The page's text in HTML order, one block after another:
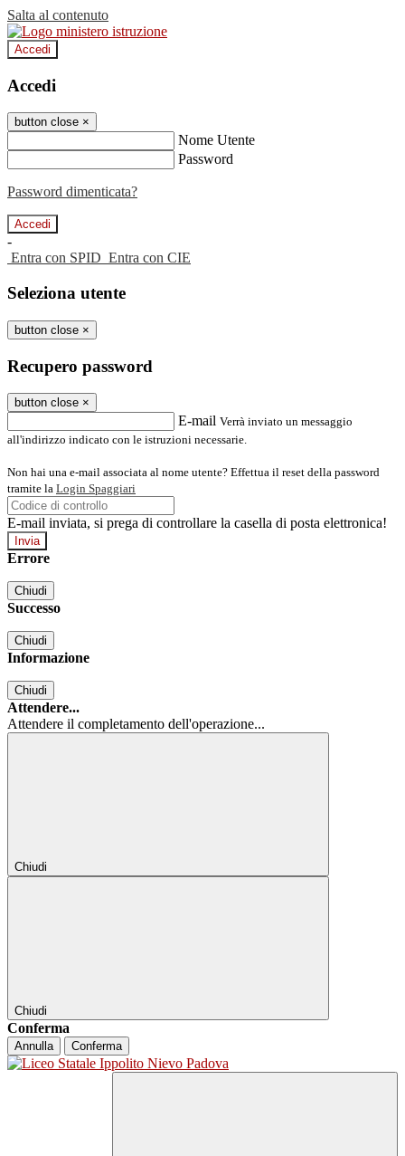
Salta al contenuto
Accedi
Accedi
button close ×
Nome Utente
Password
Password dimenticata?
-
Entra con SPID Entra con CIE
Seleziona utente
button close ×
Recupero password
button close ×
E-mail Verrà inviato un messaggio
all'indirizzo indicato con le istruzioni necessarie.
Non hai una e-mail associata al nome utente? Effettua il reset della password
tramite la Login Spaggiari
E-mail inviata, si prega di controllare la casella di posta elettronica!
Errore
Chiudi
Successo
Chiudi
Informazione
Chiudi
Attendere...
Attendere il completamento dell'operazione...
Chiudi
Chiudi
Conferma
Annulla Conferma